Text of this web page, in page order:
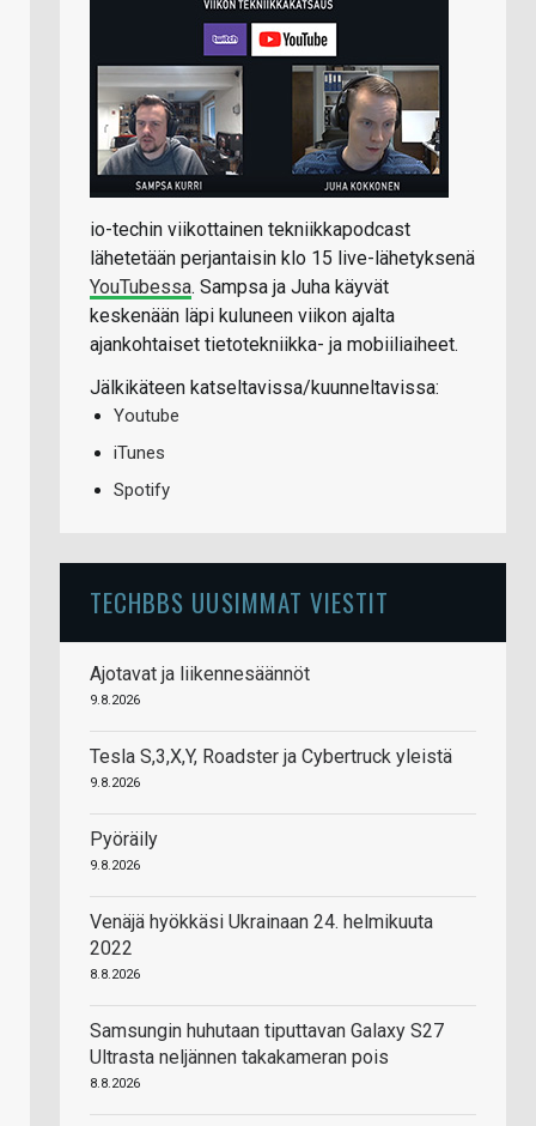
io-techin viikottainen tekniikkapodcast
lähetetään perjantaisin klo 15 live-lähetyksenä
YouTubessa. Sampsa ja Juha käyvät
keskenään läpi kuluneen viikon ajalta
ajankohtaiset tietotekniikka- ja mobiiliaiheet.
Jälkikäteen katseltavissa/kuunneltavissa:
Youtube
iTunes
Spotify
TECHBBS UUSIMMAT VIESTIT
Ajotavat ja liikennesäännöt
9.8.2026
Tesla S,3,X,Y, Roadster ja Cybertruck yleistä
9.8.2026
Pyöräily
9.8.2026
Venäjä hyökkäsi Ukrainaan 24. helmikuuta
2022
8.8.2026
Samsungin huhutaan tiputtavan Galaxy S27
Ultrasta neljännen takakameran pois
8.8.2026